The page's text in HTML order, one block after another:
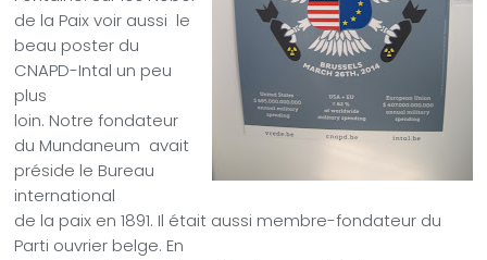
de la Paix voir aussi le
beau poster du
CNAPD-Intal un peu
plus
loin. Notre fondateur
du Mundaneum avait
préside le Bureau
international
de la paix en 1891. Il était aussi membre-fondateur du
Parti ouvrier belge. En